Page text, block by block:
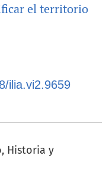
el territorio
ilia.vi2.9659
Historia y